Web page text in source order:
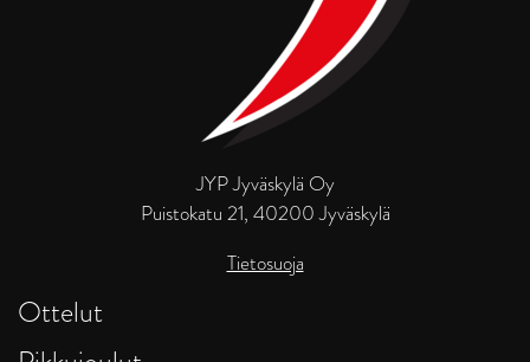
JYP Jyväskylä Oy
Puistokatu 21, 40200 Jyväskylä
Tietosuoja
Ottelut